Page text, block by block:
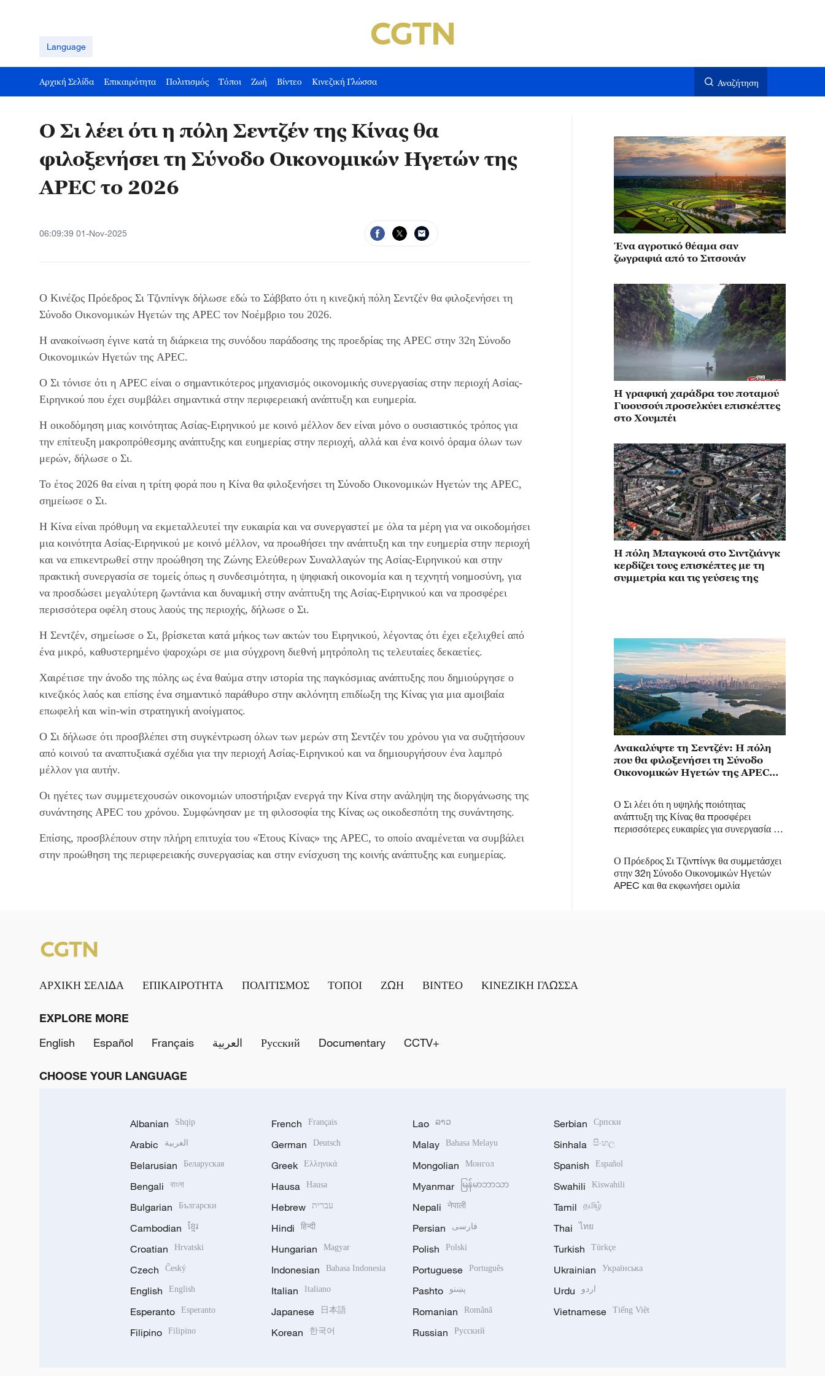
Language
Αρχική Σελίδα Επικαιρότητα Πολιτισμός Τόποι Ζωή Βίντεο Κινεζική Γλώσσα Αναζήτηση
Ο Σι λέει ότι η πόλη Σεντζέν της Κίνας θα
φιλοξενήσει τη Σύνοδο Οικονομικών Ηγετών της
APEC το 2026
06:09:39 01-Nov-2025
Ο Κινέζος Πρόεδρος Σι Τζινπίνγκ δήλωσε εδώ το Σάββατο ότι η κινεζική πόλη Σεντζέν θα φιλοξενήσει τη
Σύνοδο Οικονομικών Ηγετών της APEC τον Νοέμβριο του 2026.
Η ανακοίνωση έγινε κατά τη διάρκεια της συνόδου παράδοσης της προεδρίας της APEC στην 32η Σύνοδο
Οικονομικών Ηγετών της APEC.
Ο Σι τόνισε ότι η APEC είναι ο σημαντικότερος μηχανισμός οικονομικής συνεργασίας στην περιοχή Ασίας-
Ειρηνικού που έχει συμβάλει σημαντικά στην περιφερειακή ανάπτυξη και ευημερία.
Η οικοδόμηση μιας κοινότητας Ασίας-Ειρηνικού με κοινό μέλλον δεν είναι μόνο ο ουσιαστικός τρόπος για
την επίτευξη μακροπρόθεσμης ανάπτυξης και ευημερίας στην περιοχή, αλλά και ένα κοινό όραμα όλων των
μερών, δήλωσε ο Σι.
Το έτος 2026 θα είναι η τρίτη φορά που η Κίνα θα φιλοξενήσει τη Σύνοδο Οικονομικών Ηγετών της APEC,
σημείωσε ο Σι.
Η Κίνα είναι πρόθυμη να εκμεταλλευτεί την ευκαιρία και να συνεργαστεί με όλα τα μέρη για να οικοδομήσει
μια κοινότητα Ασίας-Ειρηνικού με κοινό μέλλον, να προωθήσει την ανάπτυξη και την ευημερία στην περιοχή
και να επικεντρωθεί στην προώθηση της Ζώνης Ελεύθερων Συναλλαγών της Ασίας-Ειρηνικού και στην
πρακτική συνεργασία σε τομείς όπως η συνδεσιμότητα, η ψηφιακή οικονομία και η τεχνητή νοημοσύνη, για
να προσδώσει μεγαλύτερη ζωντάνια και δυναμική στην ανάπτυξη της Ασίας-Ειρηνικού και να προσφέρει
περισσότερα οφέλη στους λαούς της περιοχής, δήλωσε ο Σι.
Η Σεντζέν, σημείωσε ο Σι, βρίσκεται κατά μήκος των ακτών του Ειρηνικού, λέγοντας ότι έχει εξελιχθεί από
ένα μικρό, καθυστερημένο ψαροχώρι σε μια σύγχρονη διεθνή μητρόπολη τις τελευταίες δεκαετίες.
Χαιρέτισε την άνοδο της πόλης ως ένα θαύμα στην ιστορία της παγκόσμιας ανάπτυξης που δημιούργησε ο
κινεζικός λαός και επίσης ένα σημαντικό παράθυρο στην ακλόνητη επιδίωξη της Κίνας για μια αμοιβαία
επωφελή και win-win στρατηγική ανοίγματος.
Ο Σι δήλωσε ότι προσβλέπει στη συγκέντρωση όλων των μερών στη Σεντζέν του χρόνου για να συζητήσουν
από κοινού τα αναπτυξιακά σχέδια για την περιοχή Ασίας-Ειρηνικού και να δημιουργήσουν ένα λαμπρό
μέλλον για αυτήν.
Οι ηγέτες των συμμετεχουσών οικονομιών υποστήριξαν ενεργά την Κίνα στην ανάληψη της διοργάνωσης της
συνάντησης APEC του χρόνου. Συμφώνησαν με τη φιλοσοφία της Κίνας ως οικοδεσπότη της συνάντησης.
Επίσης, προσβλέπουν στην πλήρη επιτυχία του «Έτους Κίνας» της APEC, το οποίο αναμένεται να συμβάλει
στην προώθηση της περιφερειακής συνεργασίας και στην ενίσχυση της κοινής ανάπτυξης και ευημερίας.
Ένα αγροτικό θέαμα σαν
ζωγραφιά από το Σιτσουάν
Η γραφική χαράδρα του ποταμού
Γιοουσούι προσελκύει επισκέπτες
στο Χουμπέι
Η πόλη Μπαγκουά στο Σιντζιάνγκ
κερδίζει τους επισκέπτες με τη
συμμετρία και τις γεύσεις της
Ανακαλύψτε τη Σεντζέν: Η πόλη
που θα φιλοξενήσει τη Σύνοδο
Οικονομικών Ηγετών της APEC
Ο Σι λέει ότι η υψηλής ποιότητας
ανάπτυξη της Κίνας θα προσφέρει
περισσότερες ευκαιρίες για συνεργασία με
Ο Πρόεδρος Σι Τζινπίνγκ θα συμμετάσχει
στην 32η Σύνοδο Οικονομικών Ηγετών
APEC και θα εκφωνήσει ομιλία
ΑΡΧΙΚΗ ΣΕΛΙΔΑ ΕΠΙΚΑΙΡΟΤΗΤΑ ΠΟΛΙΤΙΣΜΟΣ ΤΟΠΟΙ ΖΩΗ ΒΙΝΤΕΟ ΚΙΝΕΖΙΚΗ ΓΛΩΣΣΑ
EXPLORE MORE
English
Español Français العربية Русский Documentary CCTV+
CHOOSE YOUR LANGUAGE
Albanian Shqip
Arabic العربية
Belarusian Беларуская
Bengali বাংলা
Bulgarian Български
Cambodian ខ្មែរ
Croatian Hrvatski
Czech Český
English English
Esperanto Esperanto
Filipino Filipino
French Français
German Deutsch
Greek Ελληνικά
Hausa Hausa
Hebrew עברית
Hindi हिन्दी
Hungarian Magyar
Indonesian Bahasa Indonesia
Italian Italiano
Japanese 日本語
Korean 한국어
Lao ລາວ
Malay Bahasa Melayu
Mongolian Монгол
Myanmar မြန်မာဘာသာ
Nepali नेपाली
Persian فارسی
Polish Polski
Portuguese Português
Pashto پښتو
Romanian Română
Russian Русский
Serbian Српски
Sinhala සිංහල
Spanish Español
Swahili Kiswahili
Tamil தமிழ்
Thai ไทย
Turkish Türkçe
Ukrainian Українська
Urdu اردو
Vietnamese Tiếng Việt